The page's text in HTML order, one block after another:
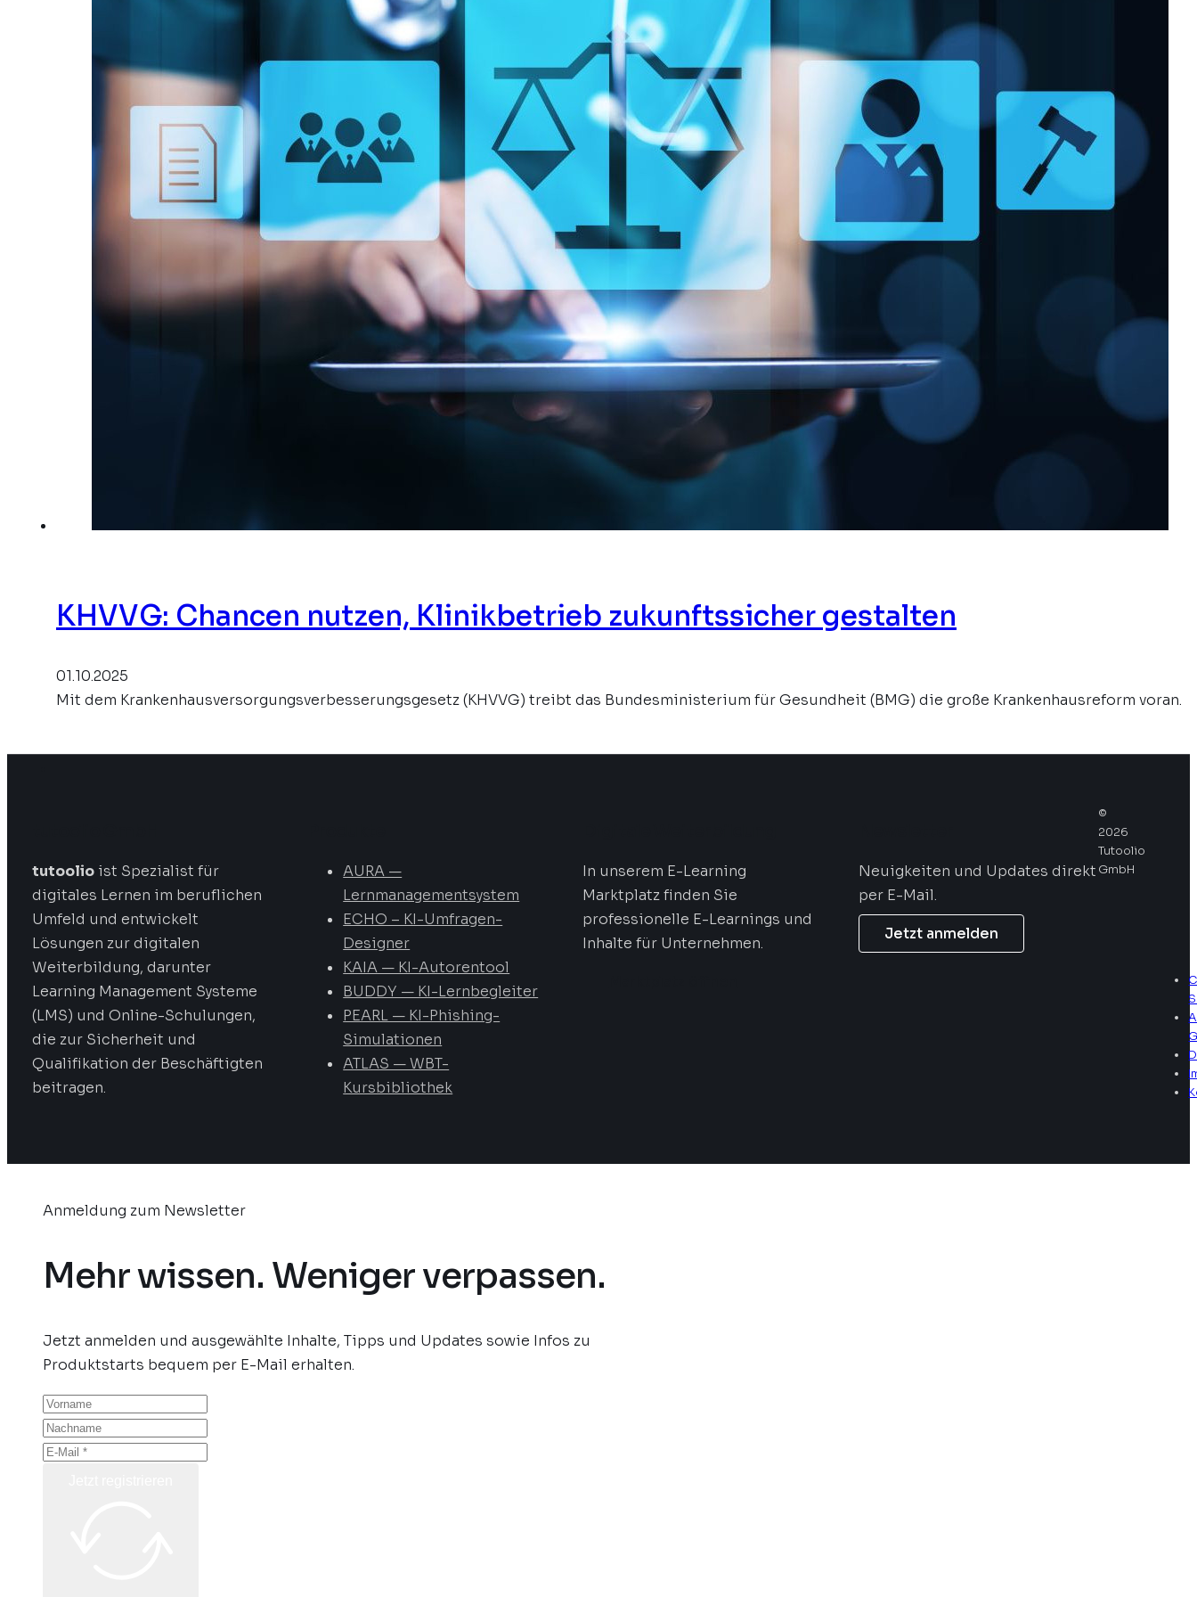
KHVVG: Chancen nutzen, Klinikbetrieb zukunftssicher gestalten
01.10.2025
Mit dem Krankenhausversorgungsverbesserungsgesetz (KHVVG) treibt das Bundesministerium für Gesundheit (BMG) die große Krankenhausreform voran.
tutoolio ist Spezialist für
digitales Lernen im beruflichen
Umfeld und entwickelt
Lösungen zur digitalen
Weiterbildung, darunter
Learning Management Systeme
(LMS) und Online-Schulungen,
die zur Sicherheit und
Qualifikation der Beschäftigten
beitragen.
AURA —
Lernmanagementsystem
ECHO – KI-Umfragen-
Designer
KAIA — KI-Autorentool
BUDDY — KI-Lernbegleiter
PEARL — KI-Phishing-
Simulationen
ATLAS — WBT-
Kursbibliothek
In unserem E-Learning
Marktplatz finden Sie
professionelle E-Learnings und
Inhalte für Unternehmen.
Neuigkeiten und Updates direkt
per E-Mail.
Jetzt anmelden
©
2026
Tutoolio
GmbH
Anmeldung zum Newsletter
Mehr wissen. Weniger verpassen.
Jetzt anmelden und ausgewählte Inhalte, Tipps und Updates sowie Infos zu
Produktstarts bequem per E-Mail erhalten.